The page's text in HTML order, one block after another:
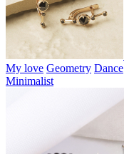
My love Geometry Dance
Minimalist